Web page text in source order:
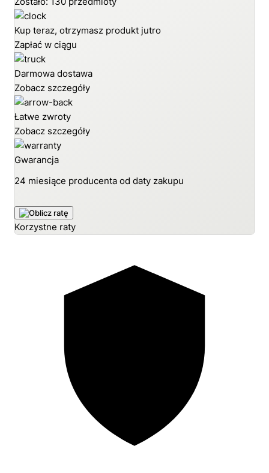
Kup teraz, otrzymasz produkt jutro
Zapłać w ciągu
Darmowa dostawa
Zobacz szczegóły
Łatwe zwroty
Zobacz szczegóły
Gwarancja
24 miesiące producenta od daty zakupu
Korzystne raty